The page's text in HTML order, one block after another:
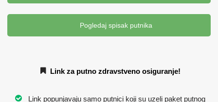
Pogledaj spisak putnika
Link za putno zdravstveno osiguranje!
Link popunjavaju samo putnici koji su uzeli paket putnog